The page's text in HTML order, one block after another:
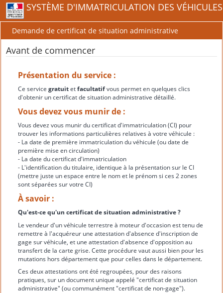
SYSTÈME D'IMMATRICULATION DES VÉHICULES
Demande de certificat de situation administrative
Avant de commencer
Présentation du service :
Ce service gratuitetfacultatifvous permet en quelques clics
d'obtenir un certificat de situation administrative détaillé.
Vous devez vous munir de :
Vous devez vous munir du certificat d'immatriculation (CI) pour
trouver les informations particulières relatives à votre véhicule :
- La date de première immatriculation du véhicule (ou date de
première mise en circulation)
- La date du certificat d'immatriculation
- L'identification du titulaire, identique à la présentation sur le CI
(mettre juste un espace entre le nom et le prénom si ces 2 zones
sont séparées sur votre CI)
À savoir :
Qu'est-ce qu'un certificat de situation administrative ?
Le vendeur d'un véhicule terrestre à moteur d'occasion est tenu de
remettre à l'acquéreur une attestation d'absence d'inscription de
gage sur véhicule, et une attestation d'absence d'opposition au
transfert de la carte grise. Cette procédure vaut aussi bien pour les
mutations hors département que pour celles dans le département.
Ces deux attestations ont été regroupées, pour des raisons
pratiques, sur un document unique appelé "certificat de situation
administrative" (ou communément "certificat de non-gage").